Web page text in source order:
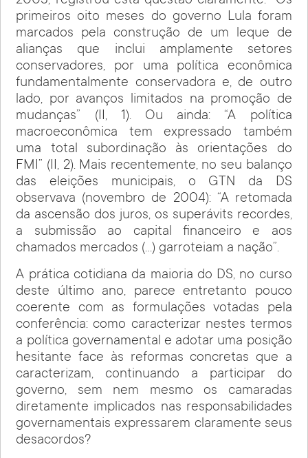
primeiros oito meses do governo Lula foram
marcados pela construção de um leque de
alianças que inclui amplamente setores
conservadores, por uma política econômica
fundamentalmente conservadora e, de outro
lado, por avanços limitados na promoção de
mudanças” (II, 1). Ou ainda: “A política
macroeconômica tem expressado também
uma total subordinação às orientações do
FMI” (II, 2). Mais recentemente, no seu balanço
das eleições municipais, o GTN da DS
observava (novembro de 2004): “A retomada
da ascensão dos juros, os superávits recordes,
a submissão ao capital financeiro e aos
chamados mercados (…) garroteiam a nação”.
A prática cotidiana da maioria do DS, no curso
deste último ano, parece entretanto pouco
coerente com as formulações votadas pela
conferência: como caracterizar nestes termos
a política governamental e adotar uma posição
hesitante face às reformas concretas que a
caracterizam, continuando a participar do
governo, sem nem mesmo os camaradas
diretamente implicados nas responsabilidades
governamentais expressarem claramente seus
desacordos?